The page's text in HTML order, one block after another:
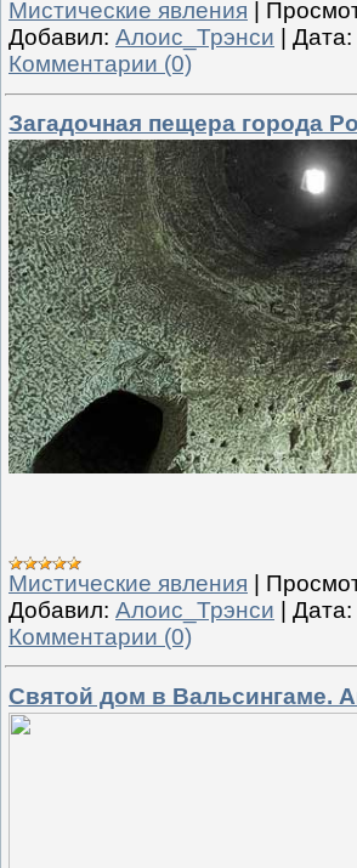
Мистические явления
Добавил: Алоис_Трэнси Дата:
Комментарии (0)
Загадочная пещера города
Мистические явления
Добавил: Алоис_Трэнси Дата:
Комментарии (0)
Святой дом в Вальсингаме.